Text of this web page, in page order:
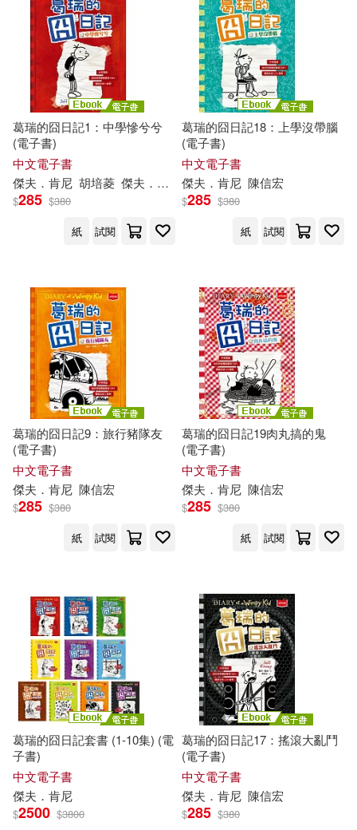
葛瑞的囧日記1：中學慘兮兮
(電子書)
中文電子書
傑夫 ． 肯尼 胡培菱 傑夫 ． 肯尼 (傑夫 ．肯尼 )
$285 $380
紙
試閱
葛瑞的囧日記18：上學沒帶腦
(電子書)
中文電子書
傑夫 ． 肯尼 陳信宏
$285 $380
紙
試閱
葛瑞的囧日記9：旅行豬隊友
(電子書)
中文電子書
傑夫 ． 肯尼 陳信宏
$285 $380
紙
試閱
葛瑞的囧日記19肉丸搞的鬼
(電子書)
中文電子書
傑夫 ． 肯尼 陳信宏
$285 $380
紙
試閱
葛瑞的囧日記套書 (1-10集) (電
子書)
中文電子書
傑夫 ． 肯尼
$2500 $3800
葛瑞的囧日記17：搖滾大亂鬥
(電子書)
中文電子書
傑夫 ． 肯尼 陳信宏
$285 $380